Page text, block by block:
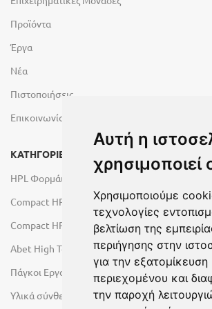
Αυτή η
χρησιμοποιεί
Χρησιμοποιούμε
τεχνολογίες
βελτίωση της
περιήγησης στην
για την εξατομίκευση
περιεχομένου και
την παροχή
Προϊόντα
Έργα
Νέα
Πιστοποιήσεις
Επικοινωνία
ΚΑΤΗΓΟΡΙΕΣ
HPL Φορμάικες
Compact HPL Εσωτερικού Χώρου
Compact HPL Εξωτερικού Χώρου
Abet High Tech Solutions
Πάγκοι Εργασίας Duropal
Υλικά σύνθεσης πόρτας